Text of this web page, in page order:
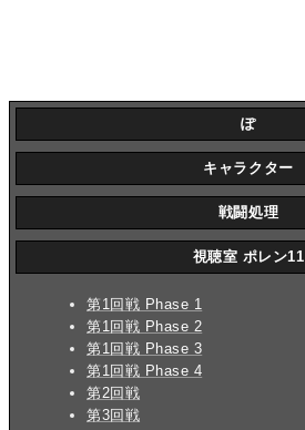
ぽ
キャラクター
戦闘処理
視聴室 ポレン11
第1回戦 Phase 1
第1回戦 Phase 2
第1回戦 Phase 3
第1回戦 Phase 4
第2回戦
第3回戦